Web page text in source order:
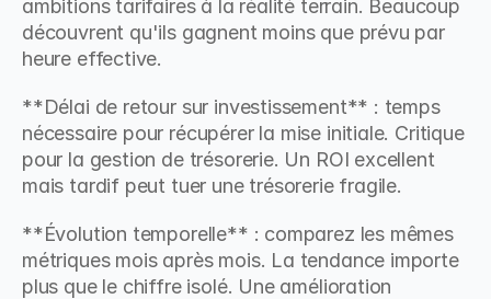
ambitions tarifaires à la réalité terrain. Beaucoup
découvrent qu'ils gagnent moins que prévu par
heure effective.
**Délai de retour sur investissement** : temps
nécessaire pour récupérer la mise initiale. Critique
pour la gestion de trésorerie. Un ROI excellent
mais tardif peut tuer une trésorerie fragile.
**Évolution temporelle** : comparez les mêmes
métriques mois après mois. La tendance importe
plus que le chiffre isolé. Une amélioration